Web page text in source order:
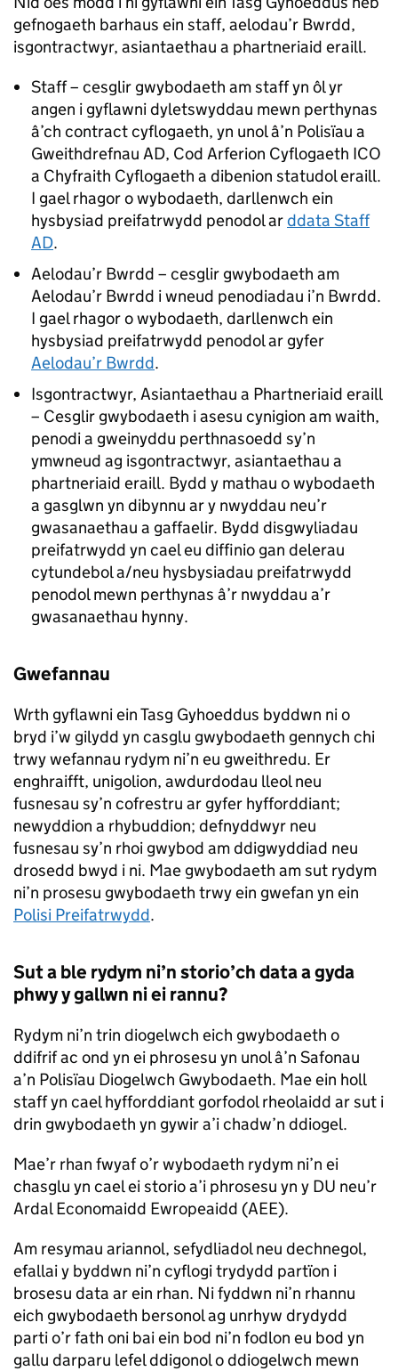
gefnogaeth barhaus ein staff, aelodau’r Bwrdd,
isgontractwyr, asiantaethau a phartneriaid eraill.
Staff – cesglir gwybodaeth am staff yn ôl yr
angen i gyflawni dyletswyddau mewn perthynas
â’ch contract cyflogaeth, yn unol â’n Polisïau a
Gweithdrefnau AD, Cod Arferion Cyflogaeth ICO
a Chyfraith Cyflogaeth a dibenion statudol eraill.
I gael rhagor o wybodaeth, darllenwch ein
hysbysiad preifatrwydd penodol arddata Staff
AD.
Aelodau’r Bwrdd – cesglir gwybodaeth am
Aelodau’r Bwrdd i wneud penodiadau i’n Bwrdd.
I gael rhagor o wybodaeth, darllenwch ein
hysbysiad preifatrwydd penodol ar gyfer
Aelodau’r Bwrdd.
Isgontractwyr, Asiantaethau a Phartneriaid eraill
– Cesglir gwybodaeth i asesu cynigion am waith,
penodi a gweinyddu perthnasoedd sy’n
ymwneud ag isgontractwyr, asiantaethau a
phartneriaid eraill. Bydd y mathau o wybodaeth
a gasglwn yn dibynnu ar y nwyddau neu’r
gwasanaethau a gaffaelir. Bydd disgwyliadau
preifatrwydd yn cael eu diffinio gan delerau
cytundebol a/neu hysbysiadau preifatrwydd
penodol mewn perthynas â’r nwyddau a’r
gwasanaethau hynny.
Gwefannau
Wrth gyflawni ein Tasg Gyhoeddus byddwn ni o
bryd i’w gilydd yn casglu gwybodaeth gennych chi
trwy wefannau rydym ni’n eu gweithredu. Er
enghraifft, unigolion, awdurdodau lleol neu
fusnesau sy’n cofrestru ar gyfer hyfforddiant;
newyddion a rhybuddion; defnyddwyr neu
fusnesau sy’n rhoi gwybod am ddigwyddiad neu
drosedd bwyd i ni. Mae gwybodaeth am sut rydym
ni’n prosesu gwybodaeth trwy ein gwefan yn ein
Polisi Preifatrwydd.
Sut a ble rydym ni’n storio’ch data a gyda
phwy y gallwn ni ei rannu?
Rydym ni’n trin diogelwch eich gwybodaeth o
ddifrif ac ond yn ei phrosesu yn unol â’n Safonau
a’n Polisïau Diogelwch Gwybodaeth. Mae ein holl
staff yn cael hyfforddiant gorfodol rheolaidd ar sut i
drin gwybodaeth yn gywir a’i chadw’n ddiogel.
Mae’r rhan fwyaf o’r wybodaeth rydym ni’n ei
chasglu yn cael ei storio a’i phrosesu yn y DU neu’r
Ardal Economaidd Ewropeaidd (AEE).
Am resymau ariannol, sefydliadol neu dechnegol,
efallai y byddwn ni’n cyflogi trydydd partïon i
brosesu data ar ein rhan. Ni fyddwn ni’n rhannu
eich gwybodaeth bersonol ag unrhyw drydydd
parti o’r fath oni bai ein bod ni’n fodlon eu bod yn
gallu darparu lefel ddigonol o ddiogelwch mewn